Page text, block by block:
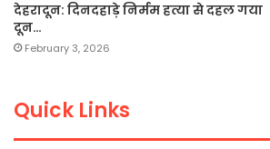
देहरादून: दिनदहाड़े निर्मम हत्या से दहल गया
दून…
February 3, 2026
Quick Links